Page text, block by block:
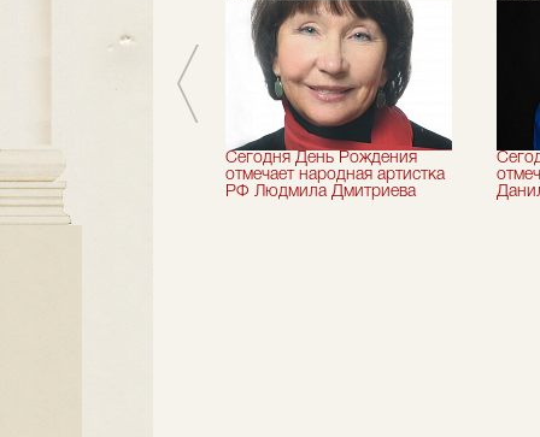
искусств
Николай Максимов
Сегодня День Рождения
отмечает народная артистка
РФ Людмила Дмитриева